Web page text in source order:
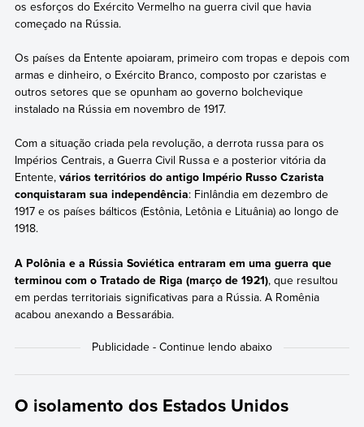
os esforços do Exército Vermelho na guerra civil que havia
começado na Rússia.
Os países da Entente apoiaram, primeiro com tropas e depois com
armas e dinheiro, o Exército Branco, composto por czaristas e
outros setores que se opunham ao governo bolchevique
instalado na Rússia em novembro de 1917.
Com a situação criada pela revolução, a derrota russa para os
Impérios Centrais, a Guerra Civil Russa e a posterior vitória da
Entente, vários territórios do antigo Império Russo Czarista
conquistaram sua independência: Finlândia em dezembro de
1917 e os países bálticos (Estônia, Letônia e Lituânia) ao longo de
1918.
A Polônia e a Rússia Soviética entraram em uma guerra que
terminou com o Tratado de Riga (março de 1921), que resultou
em perdas territoriais significativas para a Rússia. A Romênia
acabou anexando a Bessarábia.
O isolamento dos Estados Unidos